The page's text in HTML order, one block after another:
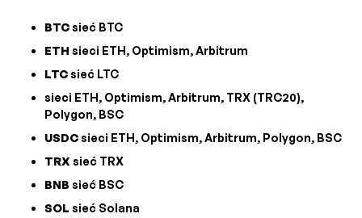
BTCsieć BTC
ETH sieci ETH, Optimism, Arbitrum
LTCsieć LTC
sieci ETH, Optimism, Arbitrum, TRX (TRC20),
Polygon, BSC
USDCsieci ETH, Optimism, Arbitrum, Polygon, BSC
TRX sieć TRX
BNB sieć BSC
SOL sieć Solana